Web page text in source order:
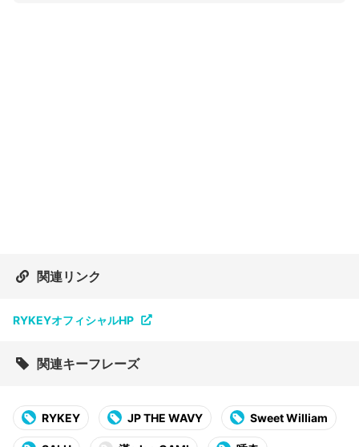
関連リンク
RYKEYオフィシャルHP
関連キーフレーズ
RYKEY JP THE WAVY Sweet William